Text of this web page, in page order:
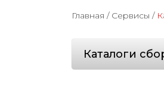
Главная / Сервисы /
Каталоги